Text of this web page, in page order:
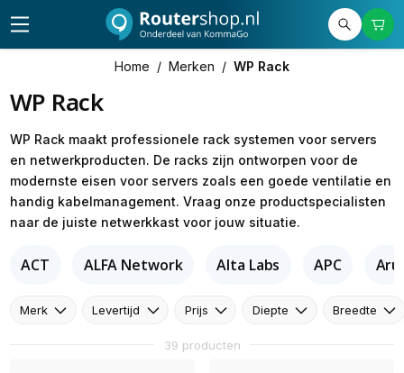
Home / Merken / WP Rack
WP Rack
WP Rack maakt professionele rack systemen voor servers
en netwerkproducten. De racks zijn ontworpen voor de
modernste eisen voor servers zoals een goede ventilatie en
handig kabelmanagement. Vraag onze productspecialisten
naar de juiste netwerkkast voor jouw situatie.
ACT ALFA Network Alta Labs APC
Merk Levertijd Prijs Diepte Breedte
39 producten